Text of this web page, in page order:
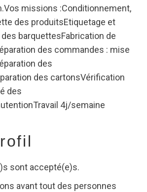
missions :Conditionnement,
des produitsEtiquetage et
barquettesFabrication de
des commandes : mise
des
des cartonsVérification
des
4j/semaine
sont accepté(e)s.
avant tout des personnes